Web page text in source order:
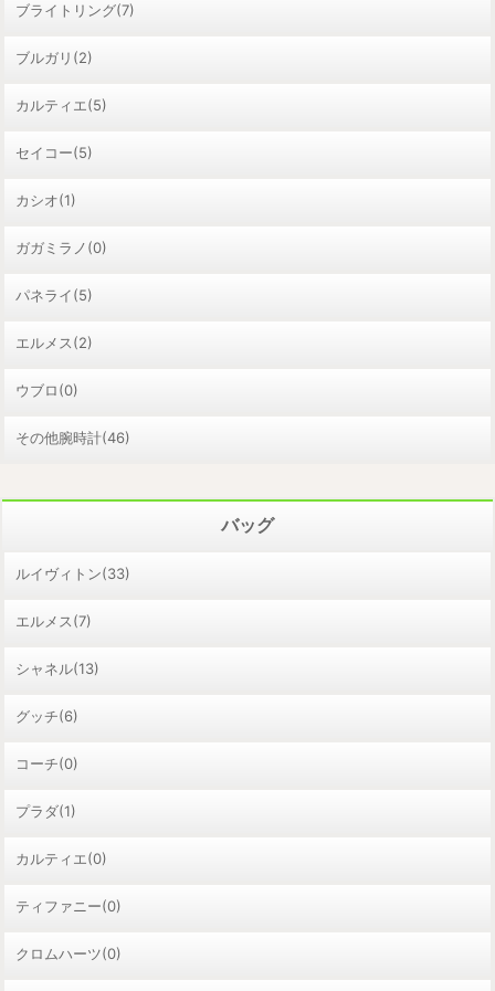
ブライトリング(7)
ブルガリ(2)
カルティエ(5)
セイコー(5)
カシオ(1)
ガガミラノ(0)
パネライ(5)
エルメス(2)
ウブロ(0)
その他腕時計(46)
バッグ
ルイヴィトン(33)
エルメス(7)
シャネル(13)
グッチ(6)
コーチ(0)
プラダ(1)
カルティエ(0)
ティファニー(0)
クロムハーツ(0)